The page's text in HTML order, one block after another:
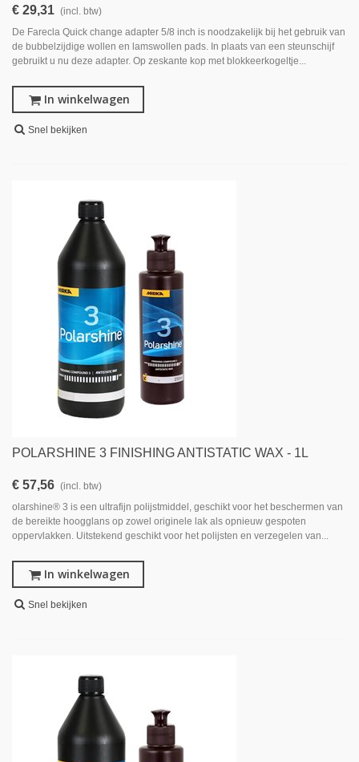
€ 29,31 (incl. btw)
De Farecla Quick change adapter 5/8 inch is noodzakelijk bij het gebruik van
de bubbelzijdige wollen en lamswollen pads. In plaats van een steunschijf
gebruikt u nu deze adapter. Op zeskante kop met blokkeerkogeltje...
In winkelwagen
Snel bekijken
POLARSHINE 3 FINISHING ANTISTATIC WAX - 1L
€ 57,56 (incl. btw)
olarshine® 3 is een ultrafijn polijstmiddel, geschikt voor het beschermen van
de bereikte hoogglans op zowel originele lak als opnieuw gespoten
oppervlakken. Uitstekend geschikt voor het polijsten en verzegelen van...
In winkelwagen
Snel bekijken